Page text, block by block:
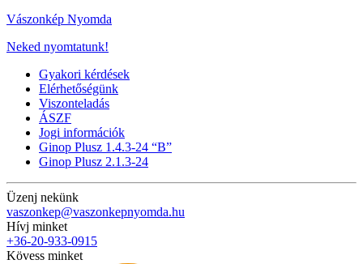
Vászonkép Nyomda
Neked nyomtatunk!
Gyakori kérdések
Elérhetőségünk
Viszonteladás
ÁSZF
Jogi információk
Ginop Plusz 1.4.3-24 “B”
Ginop Plusz 2.1.3-24
Üzenj nekünk
vaszonkep@vaszonkepnyomda.hu
Hívj minket
+36-20-933-0915
Kövess minket